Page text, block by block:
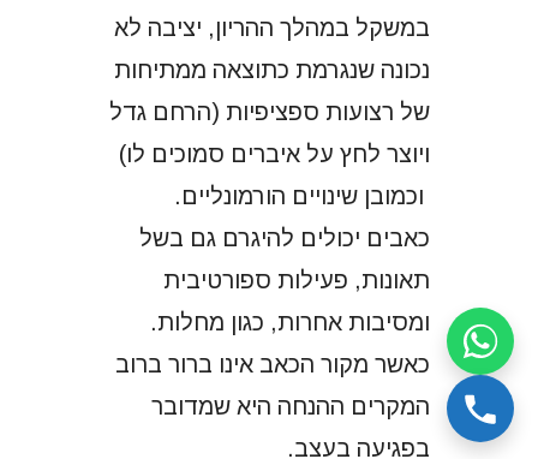
במשקל במהלך ההריון, יציבה לא
נכונה שנגרמת כתוצאה ממתיחות
של רצועות ספציפיות (הרחם גדל
ויוצר לחץ על איברים סמוכים לו)
וכמובן שינויים הורמונליים.
כאבים יכולים להיגרם גם בשל
תאונות, פעילות ספורטיבית
ומסיבות אחרות, כגון מחלות.
כאשר מקור הכאב אינו ברור ברוב
המקרים ההנחה היא שמדובר
בפגיעה בעצב.